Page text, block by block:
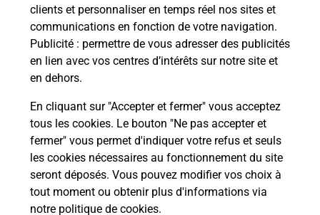
clients et personnaliser en temps réel nos sites et
communications en fonction de votre navigation.
Publicité : permettre de vous adresser des publicités
en lien avec vos centres d’intérêts sur notre site et
en dehors.
En cliquant sur "Accepter et fermer" vous acceptez
tous les cookies. Le bouton "Ne pas accepter et
fermer" vous permet d'indiquer votre refus et seuls
les cookies nécessaires au fonctionnement du site
seront déposés. Vous pouvez modifier vos choix à
tout moment ou obtenir plus d'informations via
notre politique de cookies.
En savoir plus
Alpes-de-Haute-Provence
ORAISON
CONSIGNE TOTAL ENERGIE ORAISON